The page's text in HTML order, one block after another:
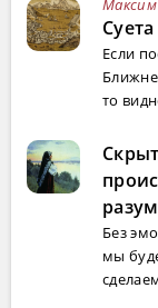
Максим
Если
то
Без
мы